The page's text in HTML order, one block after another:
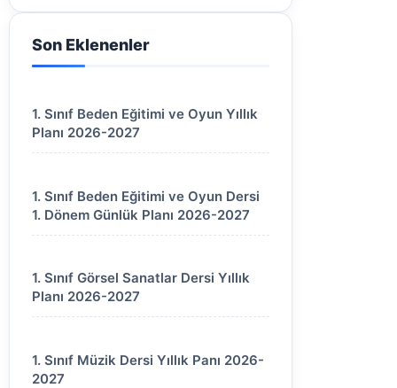
Son Eklenenler
1. Sınıf Beden Eğitimi ve Oyun Yıllık
Planı 2026-2027
1. Sınıf Beden Eğitimi ve Oyun Dersi
1. Dönem Günlük Planı 2026-2027
1. Sınıf Görsel Sanatlar Dersi Yıllık
Planı 2026-2027
1. Sınıf Müzik Dersi Yıllık Panı 2026-
2027